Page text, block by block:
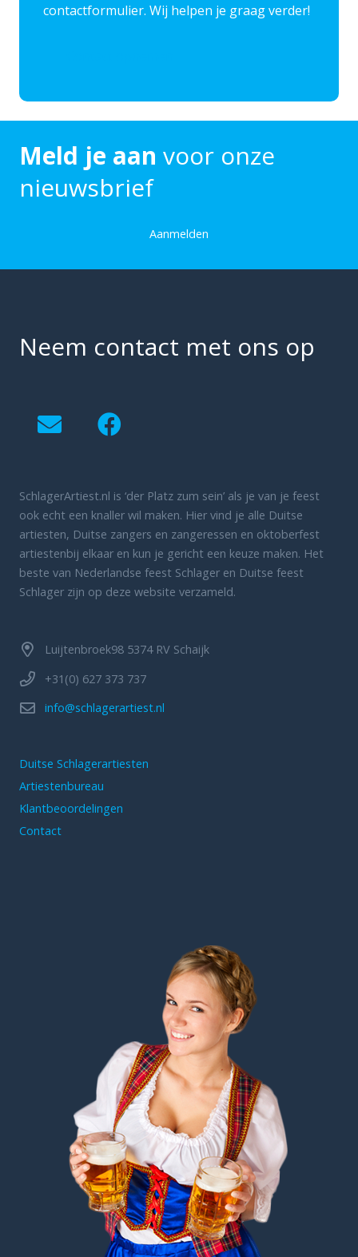
contactformulier. Wij helpen je graag verder!
Meld je aan voor onze
nieuwsbrief
Aanmelden
Neem contact met ons op
SchlagerArtiest.nl is ‘der Platz zum sein’ als je van je feest
ook echt een knaller wil maken. Hier vind je alle Duitse
artiesten, Duitse zangers en zangeressen en oktoberfest
artiestenbij elkaar en kun je gericht een keuze maken. Het
beste van Nederlandse feest Schlager en Duitse feest
Schlager zijn op deze website verzameld.
Luijtenbroek98 5374 RV Schaijk
+31(0) 627 373 737
info@schlagerartiest.nl
Duitse Schlagerartiesten
Artiestenbureau
Klantbeoordelingen
Contact